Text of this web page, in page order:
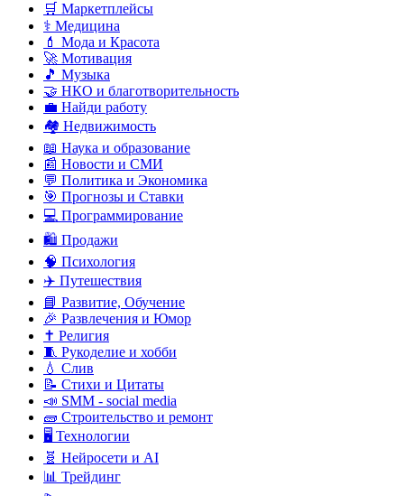
🛒 Маркетплейсы
⚕️ Медицина
💄 Мода и Красота
🚀 Мотивация
🎵 Музыка
🤝 НКО и благотворительность
💼 Найди работу
🏘️ Недвижимость
📖 Наука и образование
📰 Новости и СМИ
💬 Политика и Экономика
🎯 Прогнозы и Ставки
💻 Программирование
🛍️ Продажи
🧠 Психология
✈️ Путешествия
📘 Развитие, Обучение
🎉 Развлечения и Юмор
✝️ Религия
🧵 Рукоделие и хобби
💧 Слив
📝 Стихи и Цитаты
📣 SMM - social media
🧱 Строительство и ремонт
🖥️ Технологии
🧬 Нейросети и AI
📊 Трейдинг